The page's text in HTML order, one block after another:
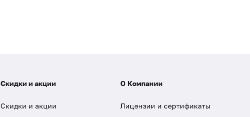
Скидки и акции
Скидки и акции
О Компании
Лицензии и сертификаты